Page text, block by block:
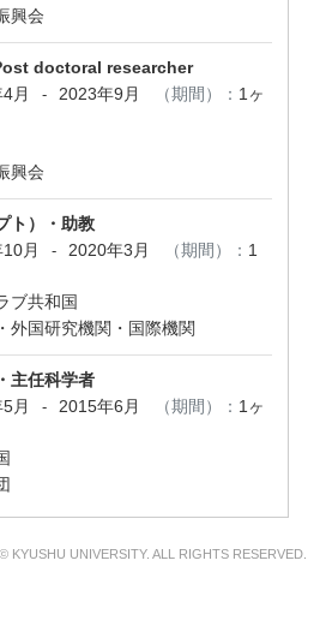
興会
doctoral researcher
月 - 2023年9月 （期間）： 1ヶ
興会
ト）・助教
月 - 2020年3月 （期間）： 1
ブ共和国
外国研究機関・国際機関
主任科学者
月 - 2015年6月 （期間）： 1ヶ
KYUSHU UNIVERSITY. ALL RIGHTS RESERVED.